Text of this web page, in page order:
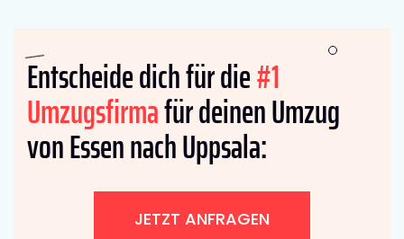
Entscheide dich für die#1
Umzugsfirmafür deinen Umzug
von Essen nach Uppsala:
JETZT ANFRAGEN